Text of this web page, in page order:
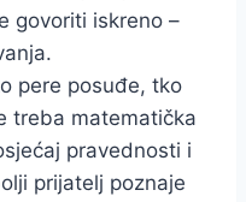
govoriti iskreno –
pere posuđe, tko
treba matematička
pravednosti i
prijatelj poznaje